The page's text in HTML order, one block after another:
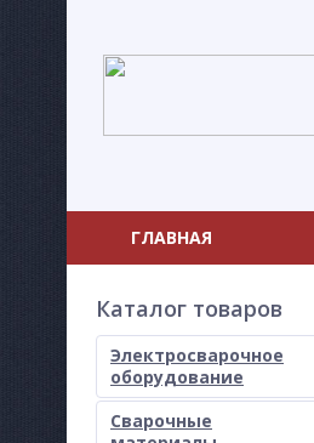
ГЛАВНАЯ
Каталог товаров
Электросварочное
оборудование
Сварочные